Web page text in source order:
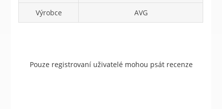
Výrobce AVG
Pouze registrovaní uživatelé mohou psát recenze